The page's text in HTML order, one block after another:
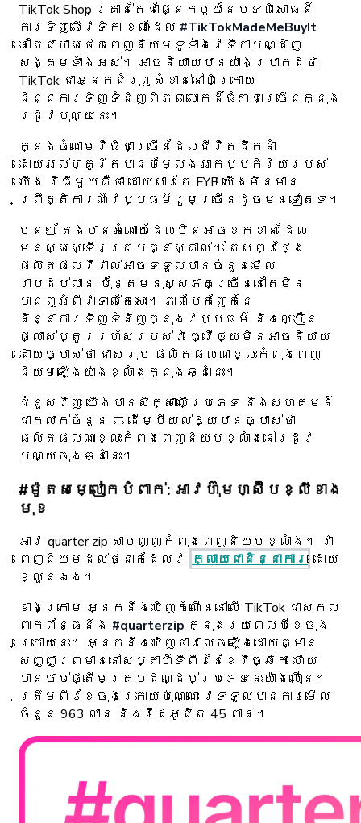
TikTok Shop គ្រាន់តែជាផ្នែកមួយនៃបទពិសោធន៍
ការទិញលើវេទិកា ខណៈ​ដែល #TikTokMadeMeBuyIt
នៅតែជាហាសថេកពេញនិយមទូទាំងវេទិកាបណ្ដាញ
សង្គមទាំងអស់។ អាចនិយាយបានយ៉ាងប្រាកដថា
TikTok ជាអ្នកជំរុញសំខាន់នៅពីក្រោយ
និន្នាការទិញទំនិញពិភពលោកដ៏ធំៗជាច្រើនក្នុង
រដូវបុណ្យនេះ។
ក្នុងចំណោមវិធីជាច្រើនដែលជីវិតដឹកនាំ
ដោយអាល់ហ្គូរីតបានបម្លែងអាកប្បកិរិយារបស់
យើង វិធីមួយគឺថា ដោយសារតែ FYP យើងមិនមាន
ព្រឹត្តិការណ៍វប្បធម៌រួមច្រើនដូចមុនទៀតទេ។
មុនៗ តែងមានអំណោយដែលមិនអាចខកខាន ដែល
មនុស្សស្ទើរគ្រប់គ្នាស្គាល់។ តែសព្វថ្ងៃ
ផលិតផលវីរ៉ាល់អាចទទួលបានចំនួនមើល
រាប់ដប់លាន ប៉ុន្តែមនុស្សភាគច្រើននៅតែមិន
បានឮអំពីវាទាល់តែសោះ។ ភាពបែកញែកនៃ
និន្នាការទិញទំនិញក្នុងវប្បធម៌ និងល្បឿន
ផ្លាស់ប្តូររហ័សរបស់វា ធ្វើឲ្យមិនអាចនិយាយ
ដោយច្បាស់ថា ជាសរុប ផលិតផលណាខ្លះកំពុងពេញ
និយមឡើងយ៉ាងខ្លាំងក្នុងឆ្នាំនេះ។
ជំនួសវិញ យើងបានសិក្សាលើប្រភេទ និងសហគមន៍
ជាក់លាក់ចំនួន ៣ ដើម្បីយល់ឱ្យបានច្បាស់ថា
ផលិតផលណាខ្លះកំពុងពេញនិយមខ្លាំងនៅរដូវ
បុណ្យចុងឆ្នាំនេះ។
#ម៉ូតសម្លៀកបំពាក់: អាវហ៊ុមហ្ស៊ីបខ្លីខាង
មុខ
អាវ quarter zip សាមញ្ញកំពុងពេញនិយមខ្លាំង។ វា
ពេញនិយមដល់ថ្នាក់ដែលវា ក្លាយជានិន្នាការ ដោយ
ខ្លួនឯង។
ខាងក្រោម អ្នកនឹងឃើញកំណើននៅលើ TikTok ជាសកល
ពាក់ព័ន្ធនឹង #quarterzip ក្នុងរយៈពេលបីខែចុង
ក្រោយនេះ។ អ្នកនឹងឃើញថាវាលេចឡើងដោយគ្មាន
សញ្ញាព្រមាននៅសប្តាហ៍ទីពីរនៃខែវិច្ឆិកា ហើយ
បានចាប់ផ្តើមគ្របដណ្ដប់ប្រភេទនេះយ៉ាងលឿន។
ត្រឹមពីរខែចុងក្រោយប៉ុណ្ណោះ វាទទួលបានការមើល
ចំនួន 963 លាន និងវីដេអូជិត 45 ពាន់។